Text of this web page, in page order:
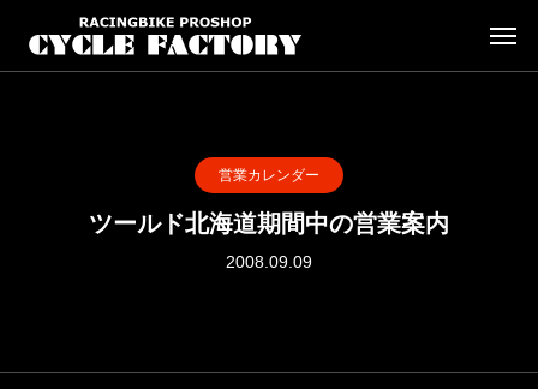
営業カレンダー
ツールド北海道期間中の営業案内
2008.09.09